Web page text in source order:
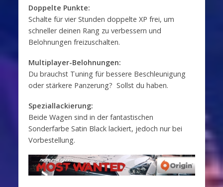
Doppelte Punkte:
Schalte für vier Stunden doppelte XP frei, um
schneller deinen Rang zu verbessern und
Belohnungen freizuschalten.
Multiplayer-Belohnungen:
Du brauchst Tuning für bessere Beschleunigung
oder stärkere Panzerung? Sollst du haben.
Speziallackierung:
Beide Wagen sind in der fantastischen
Sonderfarbe Satin Black lackiert, jedoch nur bei
Vorbestellung.